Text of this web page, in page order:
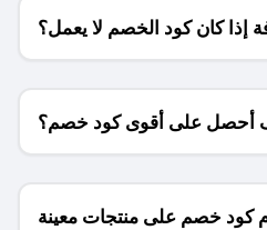
إذا كان كود الخصم لا يعمل؟
أحصل على أقوى كود خصم؟
كود خصم على منتجات معينة